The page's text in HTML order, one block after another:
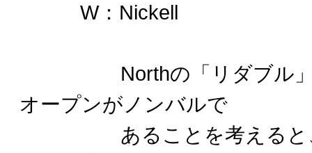
W：Nickell
Northの「リダブル」は
オープンがノンバルで
あることを考えると、